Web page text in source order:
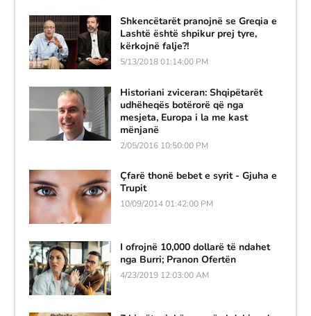
Shkencëtarët pranojnë se Greqia e
Lashtë është shpikur prej tyre,
kërkojnë falje?!
5/13/2018 01:14:00 PM
Historiani zviceran: Shqipëtarët
udhëheqës botërorë që nga
mesjeta, Europa i la me kast
mënjanë
2/05/2016 10:50:00 PM
Çfarë thonë bebet e syrit - Gjuha e
Trupit
10/09/2014 01:42:00 PM
I ofrojnë 10,000 dollarë të ndahet
nga Burri; Pranon Ofertën
4/23/2019 12:03:00 AM